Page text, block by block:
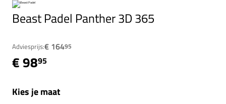
Beast Padel Panther 3D 365
Adviesprijs:€ 16495
€ 9895
Kies je maat